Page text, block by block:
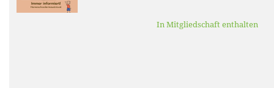
In Mitgliedschaft enthalten